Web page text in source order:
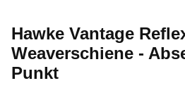
Hawke Vantage
Weaverschiene -
Punkt